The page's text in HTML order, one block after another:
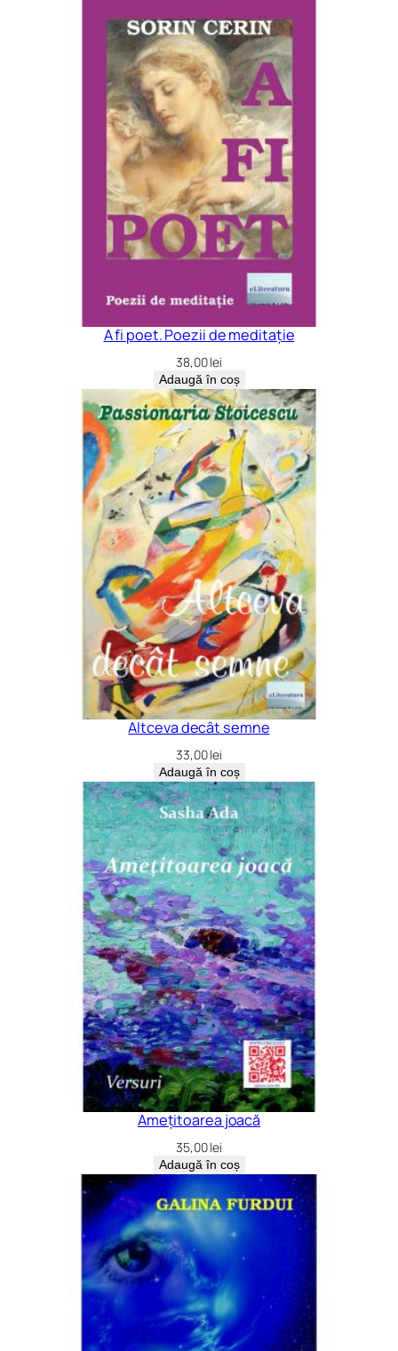
A fi poet. Poezii de meditație
38,00lei
Adaugă în coș
Altceva decât semne
33,00lei
Adaugă în coș
Amețitoarea joacă
35,00lei
Adaugă în coș